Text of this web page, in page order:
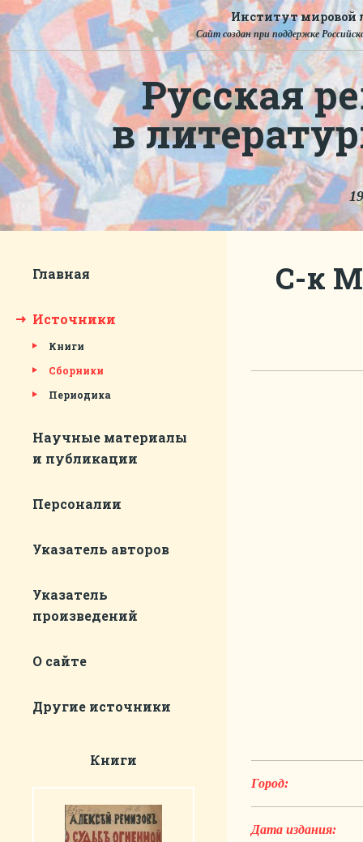
Институт мировой
Сайт создан при поддержке
Русская
в
Главная
Источники
Книги
Сборники
Периодика
Научные материалы
и публикации
Персоналии
Указатель авторов
Указатель
произведений
О сайте
Другие источники
Книги
С-к
Город:
Дата издания: